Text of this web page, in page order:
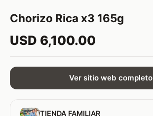
Chorizo Rica x3 165g
USD 6,100.00
Ver sitio web completo
TIENDA FAMILIAR